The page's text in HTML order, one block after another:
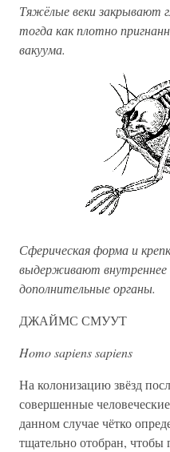
Тяжёлые веки закрывают
тогда как плотно
вакуума.
Сферическая форма и
выдерживают
дополнительные органы.
ДЖАЙМС СМУУТ
Homo sapiens sapiens
На колонизацию звёзд
совершенные
данном случае чётко
тщательно отобран, чтобы